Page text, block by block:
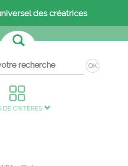
des créatrices
OK
DE CRITÈRES